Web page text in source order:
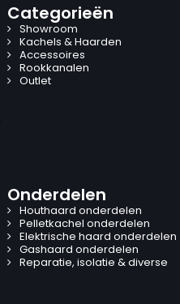
Categorieën
Showroom
Kachels & Haarden
Accessoires
Rookkanalen
Outlet
Onderdelen
Houthaard onderdelen
Pelletkachel onderdelen
Elektrische haard onderdelen
Gashaard onderdelen
Reparatie, isolatie & diverse